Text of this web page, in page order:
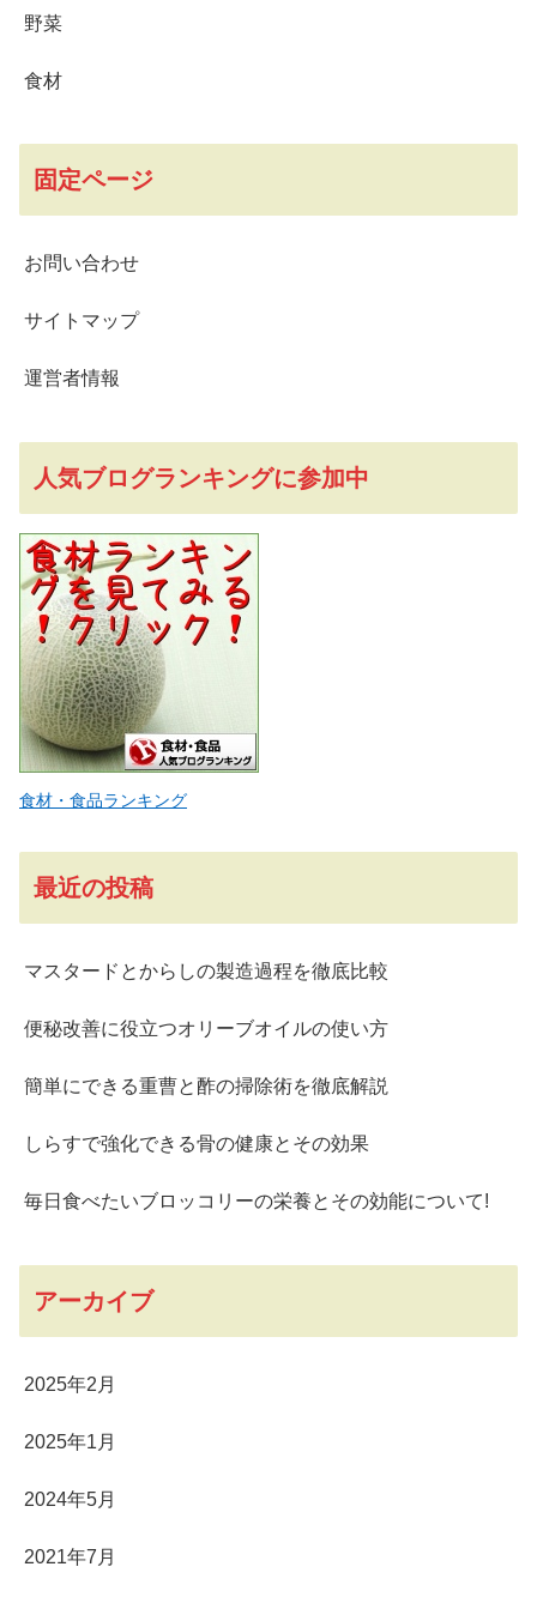
野菜
食材
固定ページ
お問い合わせ
サイトマップ
運営者情報
人気ブログランキングに参加中
食材・食品ランキング
最近の投稿
マスタードとからしの製造過程を徹底比較
便秘改善に役立つオリーブオイルの使い方
簡単にできる重曹と酢の掃除術を徹底解説
しらすで強化できる骨の健康とその効果
毎日食べたいブロッコリーの栄養とその効能について!
アーカイブ
2025年2月
2025年1月
2024年5月
2021年7月